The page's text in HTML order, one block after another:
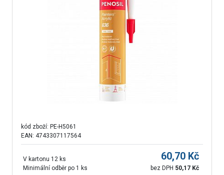
kód zboží: PE-H5061
EAN: 4743307117564
V kartonu 12 ks
Minimální odběr po 1 ks
60,70 Kč
bez DPH 50,17 Kč